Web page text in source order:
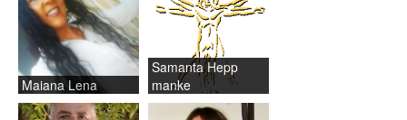
Maiana Lena
Samanta Hepp
manke